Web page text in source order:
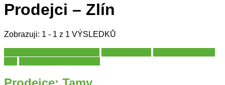
Prodejci – Zlín
Zobrazuji: 1 - 1 z 1 VÝSLEDKŮ